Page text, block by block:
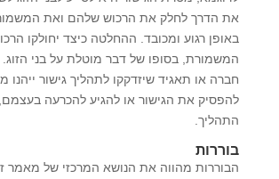
את הדרך לחלק את הרכוש שלהם ואת
באופן רגוע ומכובד. ההחלטה כיצד יחולקו
המשמורת, בסופו של דבר מוטלת על בני הזוג.
חברה או תאגיד שיזדקקו לתהליך גישור ייהנו
להפסיק את הגישור או להגיע להכרעה
התהליך.
בוררות
הבוררות מהווה את הנושא המרכזי של מאמר